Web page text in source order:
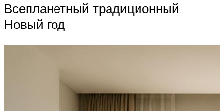
Всепланетный традиционный
Новый год